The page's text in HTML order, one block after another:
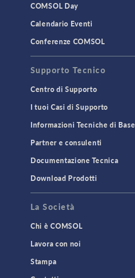
COMSOL Day
Calendario Eventi
Conferenze COMSOL
Supporto Tecnico
Centro di Supporto
I tuoi Casi di Supporto
Informazioni Tecniche di Base
Partner e consulenti
Documentazione Tecnica
Download Prodotti
La Società
Chi è COMSOL
Lavora con noi
Stampa